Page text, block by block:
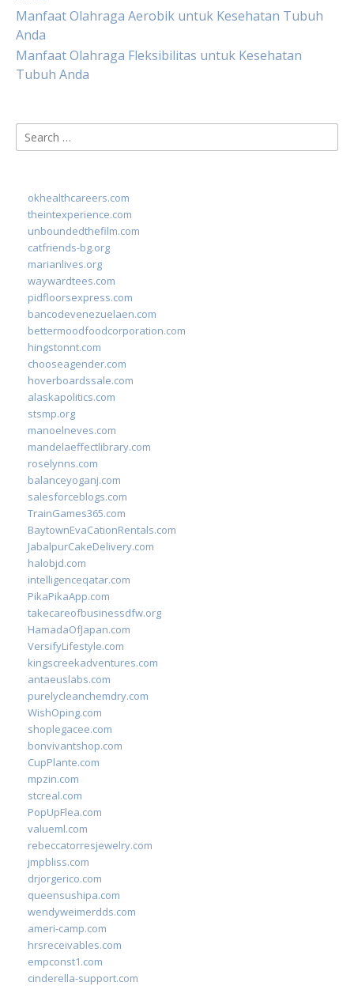
Manfaat Olahraga Aerobik untuk Kesehatan Tubuh
Anda
Manfaat Olahraga Fleksibilitas untuk Kesehatan
Tubuh Anda
Search
for:
okhealthcareers.com
theintexperience.com
unboundedthefilm.com
catfriends-bg.org
marianlives.org
waywardtees.com
pidfloorsexpress.com
bancodevenezuelaen.com
bettermoodfoodcorporation.com
hingstonnt.com
chooseagender.com
hoverboardssale.com
alaskapolitics.com
stsmp.org
manoelneves.com
mandelaeffectlibrary.com
roselynns.com
balanceyoganj.com
salesforceblogs.com
TrainGames365.com
BaytownEvaCationRentals.com
JabalpurCakeDelivery.com
halobjd.com
intelligenceqatar.com
PikaPikaApp.com
takecareofbusinessdfw.org
HamadaOfJapan.com
VersifyLifestyle.com
kingscreekadventures.com
antaeuslabs.com
purelycleanchemdry.com
WishOping.com
shoplegacee.com
bonvivantshop.com
CupPlante.com
mpzin.com
stcreal.com
PopUpFlea.com
valueml.com
rebeccatorresjewelry.com
jmpbliss.com
drjorgerico.com
queensushipa.com
wendyweimerdds.com
ameri-camp.com
hrsreceivables.com
empconst1.com
cinderella-support.com